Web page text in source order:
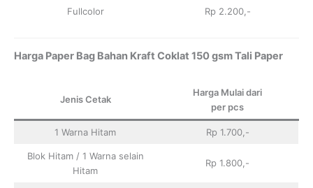
Fullcolor Rp 2.200,-
Harga Paper Bag Bahan Kraft Coklat 150 gsm Tali Paper
Jenis Cetak
Harga Mulai dari
per pcs
1 Warna Hitam Rp 1.700,-
Blok Hitam / 1 Warna selain
Hitam
Rp 1.800,-